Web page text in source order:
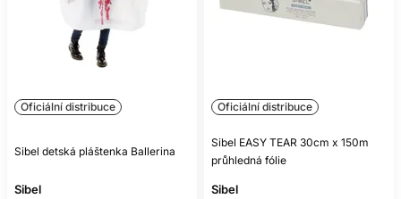
Oficiální distribuce
Sibel detská pláštenka Ballerina
Sibel
Oficiální distribuce
Sibel EASY TEAR 30cm x 150m
průhledná fólie
Sibel